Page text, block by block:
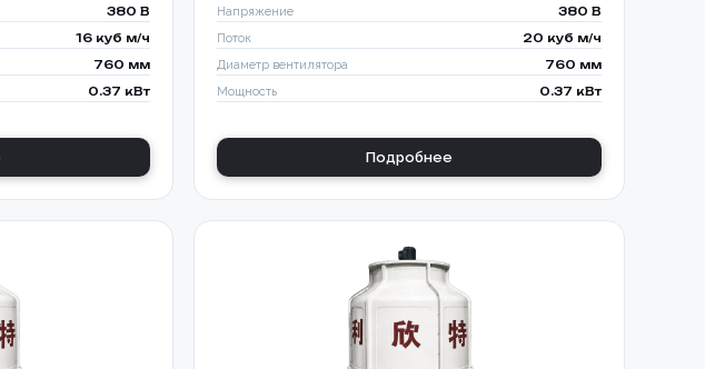
380 В
16 куб м/ч
760 мм
0.37 кВт
Напряжение 380 В
Поток 20 куб м/ч
Диаметр вентилятора 760 мм
Мощность 0.37 кВт
Подробнее